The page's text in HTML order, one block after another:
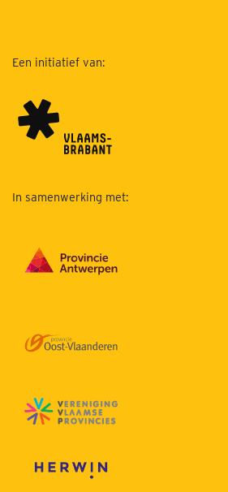
Een initiatief van:
In samenwerking met: